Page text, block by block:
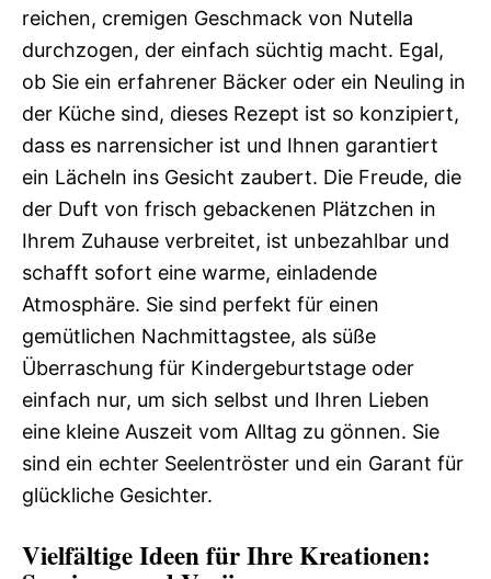
reichen, cremigen Geschmack von Nutella
durchzogen, der einfach süchtig macht. Egal,
ob Sie ein erfahrener Bäcker oder ein Neuling in
der Küche sind, dieses Rezept ist so konzipiert,
dass es narrensicher ist und Ihnen garantiert
ein Lächeln ins Gesicht zaubert. Die Freude, die
der Duft von frisch gebackenen Plätzchen in
Ihrem Zuhause verbreitet, ist unbezahlbar und
schafft sofort eine warme, einladende
Atmosphäre. Sie sind perfekt für einen
gemütlichen Nachmittagstee, als süße
Überraschung für Kindergeburtstage oder
einfach nur, um sich selbst und Ihren Lieben
eine kleine Auszeit vom Alltag zu gönnen. Sie
sind ein echter Seelentröster und ein Garant für
glückliche Gesichter.
Vielfältige Ideen für Ihre Kreationen: